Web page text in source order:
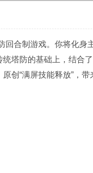
回合制游戏。你将化
塔防的基础上，结合
创“满屏技能释放”，